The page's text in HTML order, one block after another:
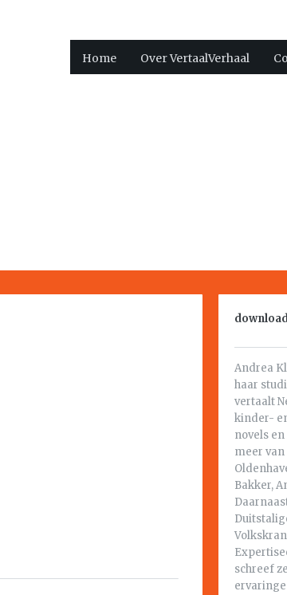
Home Over VertaalVerhaal
Andrea
haar
vertaalt
kinder-
novels
meer van
Bakker,
schreef